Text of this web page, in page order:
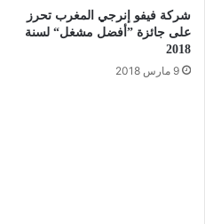
شركة فيفو إنرجي المغرب تحرز
على جائزة ”أفضل مشغل“ لسنة
2018
9 مارس 2018